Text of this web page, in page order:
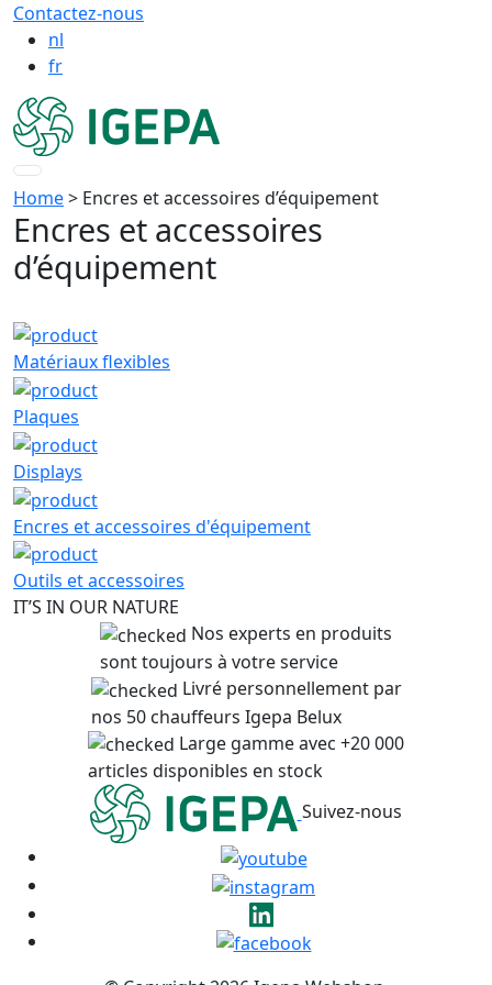
Contactez-nous
nl
fr
Home> Encres et accessoires d’équipement
Encres et accessoires
d’équipement
Matériaux flexibles
Plaques
Displays
Encres et accessoires d'équipement
Outils et accessoires
IT’S IN OUR NATURE
Nos experts en produits
sont toujours à votre service
Livré personnellement par
nos 50 chauffeurs Igepa Belux
Large gamme avec +20 000
articles disponibles en stock
Suivez-nous